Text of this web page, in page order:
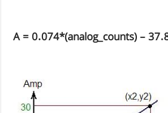
A = 0.074*(analog_counts) –